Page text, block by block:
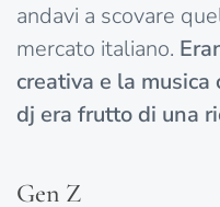
andavi a scovare
mercato italiano.
creativa e la
dj era frutto di una
Gen Z